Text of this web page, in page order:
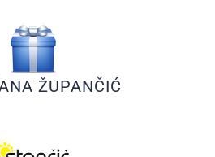
ŽUPANČIĆ